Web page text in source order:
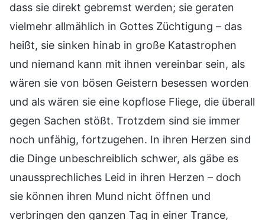
dass sie direkt gebremst werden; sie geraten
vielmehr allmählich in Gottes Züchtigung – das
heißt, sie sinken hinab in große Katastrophen
und niemand kann mit ihnen vereinbar sein, als
wären sie von bösen Geistern besessen worden
und als wären sie eine kopflose Fliege, die überall
gegen Sachen stößt. Trotzdem sind sie immer
noch unfähig, fortzugehen. In ihren Herzen sind
die Dinge unbeschreiblich schwer, als gäbe es
unaussprechliches Leid in ihren Herzen – doch
sie können ihren Mund nicht öffnen und
verbringen den ganzen Tag in einer Trance,